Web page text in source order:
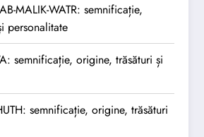
MALIK-WATR: semnificație,
personalitate
semnificație, origine, trăsături și
semnificație, origine, trăsături